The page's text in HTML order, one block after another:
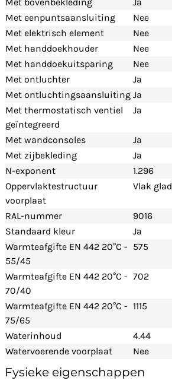
Met eenpuntsaansluiting
Nee
Met elektrisch element
Nee
Met handdoekhouder
Nee
Met handdoekuitsparing
Nee
Met ontluchter
Ja
Met ontluchtingsaansluiting Ja
Met thermostatisch ventiel
geïntegreerd
Ja
Met wandconsoles
Ja
Met zijbekleding
Ja
N-exponent
1.296
Oppervlaktestructuur
voorplaat
Vlak glad
RAL-nummer
9016
Standaard kleur
Ja
Warmteafgifte EN 442 20°C -
55/45
575
Warmteafgifte EN 442 20°C -
70/40
702
Warmteafgifte EN 442 20°C -
75/65
1115
Waterinhoud
4.44
Watervoerende voorplaat
Nee
Fysieke eigenschappen